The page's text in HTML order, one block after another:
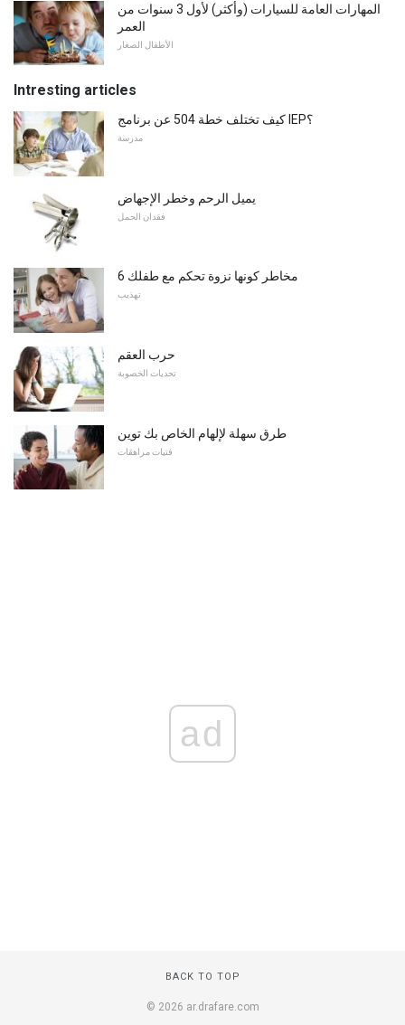
المهارات العامة للسيارات (وأكثر) لأول 3 سنوات من
العمر
الأطفال الصغار
Intresting articles
كيف تختلف خطة 504 عن برنامج IEP؟
مدرسة
يميل الرحم وخطر الإجهاض
فقدان الحمل
6 مخاطر كونها نزوة تحكم مع طفلك
تهذيب
حرب العقم
تحديات الخصوبة
طرق سهلة لإلهام الخاص بك توين
فتيات مراهقات
ad
BACK TO TOP
© 2026 ar.drafare.com